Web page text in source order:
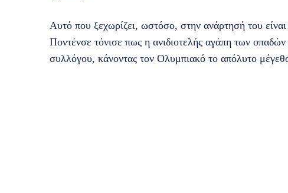
Αυτό που ξεχωρίζει, ωστόσο, στην ανάρτησή του
Ποντένσε τόνισε πως η ανιδιοτελής αγάπη των οπαδών
συλλόγου, κάνοντας τον Ολυμπιακό το απόλυτο